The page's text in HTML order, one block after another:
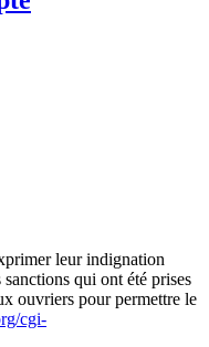
leur indignation
qui ont été prises
ouvriers pour permettre le
cgi-